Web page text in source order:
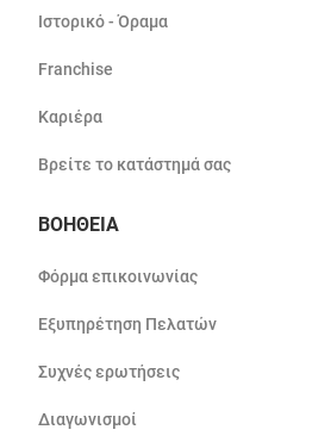
Ιστορικό - Όραμα
Franchise
Καριέρα
Βρείτε το κατάστημά σας
ΒΟΗΘΕΙΑ
Φόρμα επικοινωνίας
Εξυπηρέτηση Πελατών
Συχνές ερωτήσεις
Διαγωνισμοί